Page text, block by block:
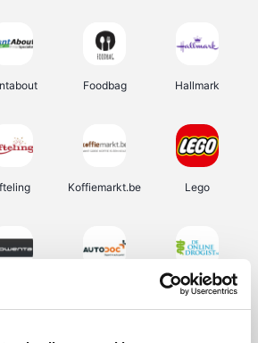
Foodbag Hallmark
Koffiemarkt.be Lego
De Online Drogist